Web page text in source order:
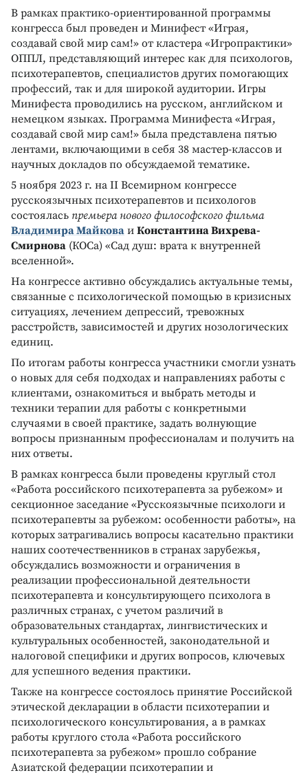
В рамках практико-ориентированной программы
конгресса был проведен и Минифест «Играя,
создавай свой мир сам!» от кластера «Игропрактики»
ОППЛ, представляющий интерес как для психологов,
психотерапевтов, специалистов других помогающих
профессий, так и для широкой аудитории. Игры
Минифеста проводились на русском, английском и
немецком языках. Программа Минифеста «Играя,
создавай свой мир сам!» была представлена пятью
лентами, включающими в себя 38 мастер-классов и
научных докладов по обсуждаемой тематике.
5 ноября 2023 г. на II Всемирном конгрессе
русскоязычных психотерапевтов и психологов
состоялась премьера нового философского фильма
Владимира Майкова и Константина Вихрева-
Смирнова (КОСа) «Сад душ: врата к внутренней
вселенной».
На конгрессе активно обсуждались актуальные темы,
связанные с психологической помощью в кризисных
ситуациях, лечением депрессий, тревожных
расстройств, зависимостей и других нозологических
единиц.
По итогам работы конгресса участники смогли узнать
о новых для себя подходах и направлениях работы с
клиентами, ознакомиться и выбрать методы и
техники терапии для работы с конкретными
случаями в своей практике, задать волнующие
вопросы признанным профессионалам и получить на
них ответы.
В рамках конгресса были проведены круглый стол
«Работа российского психотерапевта за рубежом» и
секционное заседание «Русскоязычные психологи и
психотерапевты за рубежом: особенности работы», на
которых затрагивались вопросы касательно практики
наших соотечественников в странах зарубежья,
обсуждались возможности и ограничения в
реализации профессиональной деятельности
психотерапевта и консультирующего психолога в
различных странах, с учетом различий в
образовательных стандартах, лингвистических и
культуральных особенностей, законодательной и
налоговой специфики и других вопросов, ключевых
для успешного ведения практики.
Также на конгрессе состоялось принятие Российской
этической декларации в области психотерапии и
психологического консультирования, а в рамках
работы круглого стола «Работа российского
психотерапевта за рубежом» прошло собрание
Азиатской федерации психотерапии и